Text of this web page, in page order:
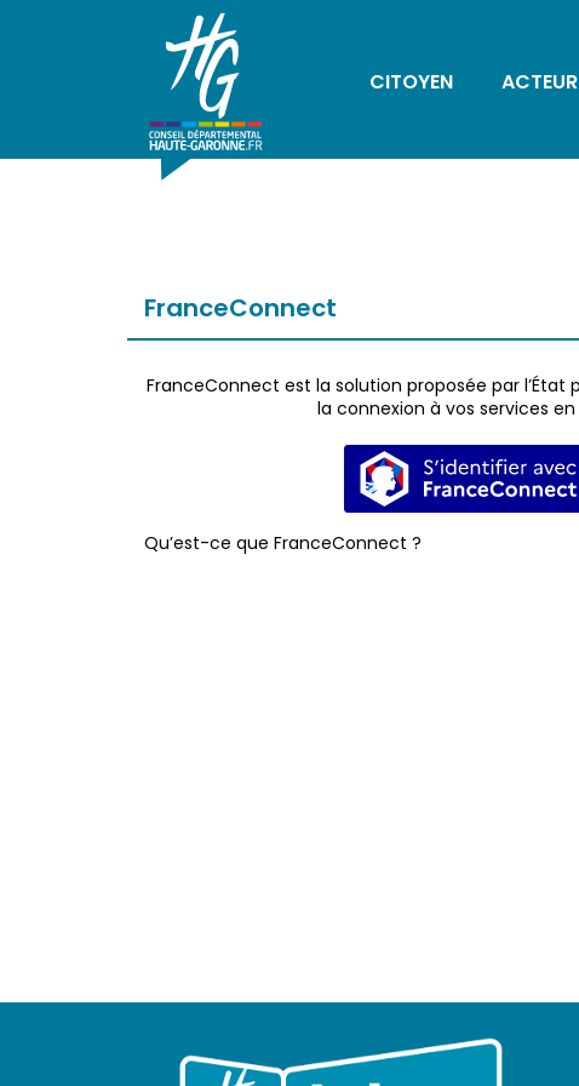
CITOYEN
FranceConnect
FranceConnect est la solution proposée par l’État
la connexion à vos services en
S’identifier
Qu’est-ce que FranceConnect ?